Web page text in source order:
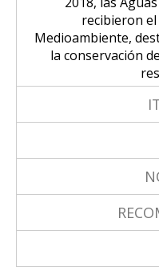
recibieron
Medioambiente,
la conservación